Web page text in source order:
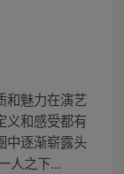
和魅力在演艺
义和感受都有
中逐渐崭露头
人之下...